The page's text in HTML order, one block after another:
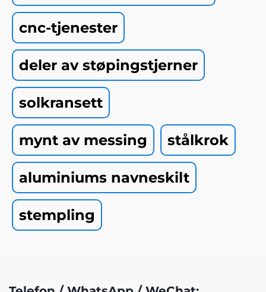
cnc-tjenester
deler av støpingstjerner
solkransett
mynt av messing stålkrok
aluminiums navneskilt
stempling